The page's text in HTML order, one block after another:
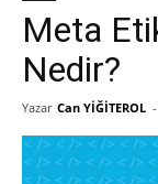
Meta
Nedir?
Yazar Can YİĞİTEROL -